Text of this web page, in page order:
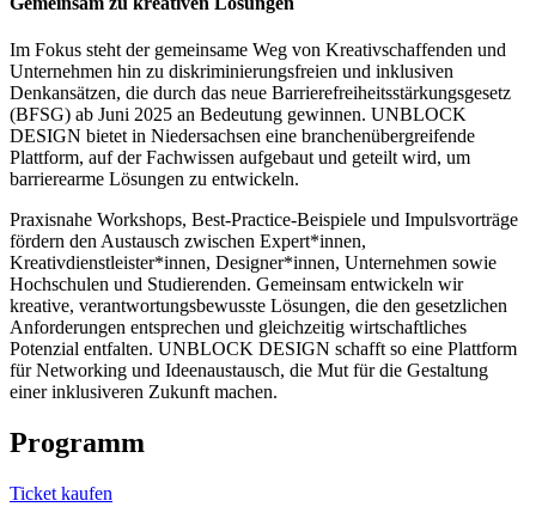
Im Fokus steht der gemeinsame Weg von Kreativschaffenden und
Unternehmen hin zu diskriminierungsfreien und inklusiven
Denkansätzen, die durch das neue Barrierefreiheitsstärkungsgesetz
(BFSG) ab Juni 2025 an Bedeutung gewinnen. UNBLOCK
DESIGN bietet in Niedersachsen eine branchenübergreifende
Plattform, auf der Fachwissen aufgebaut und geteilt wird, um
barrierearme Lösungen zu entwickeln.
Praxisnahe Workshops, Best-Practice-Beispiele und Impulsvorträge
fördern den Austausch zwischen Expert*innen,
Kreativdienstleister*innen, Designer*innen, Unternehmen sowie
Hochschulen und Studierenden. Gemeinsam entwickeln wir
kreative, verantwortungsbewusste Lösungen, die den gesetzlichen
Anforderungen entsprechen und gleichzeitig wirtschaftliches
Potenzial entfalten. UNBLOCK DESIGN schafft so eine Plattform
für Networking und Ideenaustausch, die Mut für die Gestaltung
einer inklusiveren Zukunft machen.
Programm
Ticket kaufen